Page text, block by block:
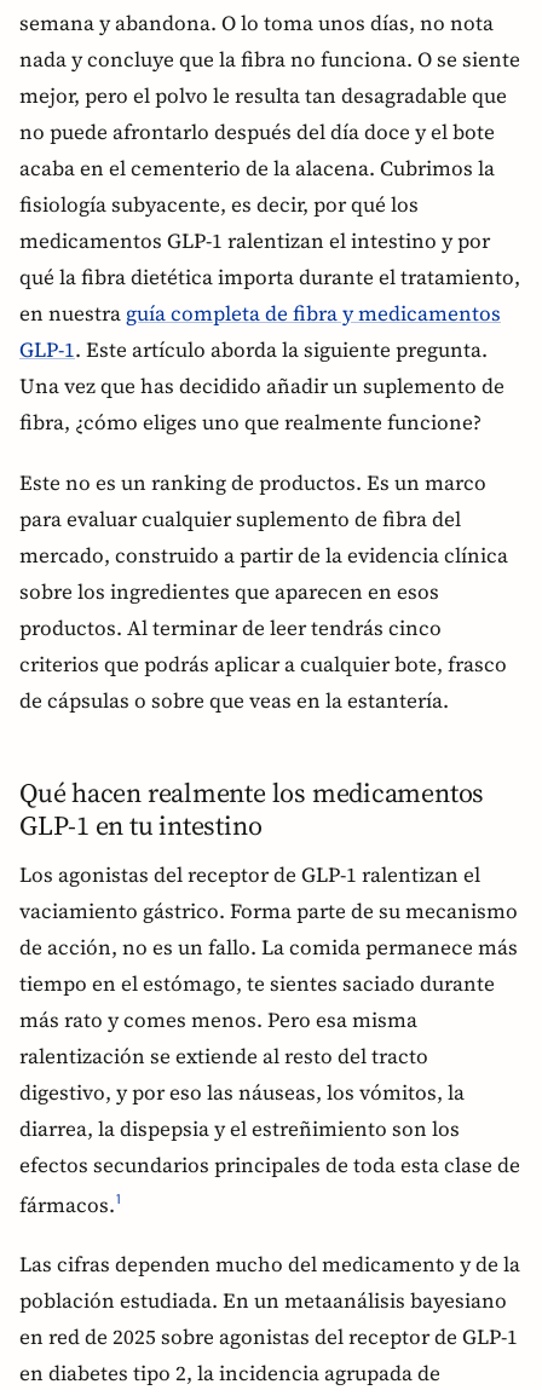
semana y abandona. O lo toma unos días, no nota
nada y concluye que la fibra no funciona. O se siente
mejor, pero el polvo le resulta tan desagradable que
no puede afrontarlo después del día doce y el bote
acaba en el cementerio de la alacena. Cubrimos la
fisiología subyacente, es decir, por qué los
medicamentos GLP-1 ralentizan el intestino y por
qué la fibra dietética importa durante el tratamiento,
en nuestra guía completa de fibra y medicamentos
GLP-1. Este artículo aborda la siguiente pregunta.
Una vez que has decidido añadir un suplemento de
fibra, ¿cómo eliges uno que realmente funcione?
Este no es un ranking de productos. Es un marco
para evaluar cualquier suplemento de fibra del
mercado, construido a partir de la evidencia clínica
sobre los ingredientes que aparecen en esos
productos. Al terminar de leer tendrás cinco
criterios que podrás aplicar a cualquier bote, frasco
de cápsulas o sobre que veas en la estantería.
Qué hacen realmente los medicamentos
GLP-1 en tu intestino
Los agonistas del receptor de GLP-1 ralentizan el
vaciamiento gástrico. Forma parte de su mecanismo
de acción, no es un fallo. La comida permanece más
tiempo en el estómago, te sientes saciado durante
más rato y comes menos. Pero esa misma
ralentización se extiende al resto del tracto
digestivo, y por eso las náuseas, los vómitos, la
diarrea, la dispepsia y el estreñimiento son los
efectos secundarios principales de toda esta clase de
fármacos.1
Las cifras dependen mucho del medicamento y de la
población estudiada. En un metaanálisis bayesiano
en red de 2025 sobre agonistas del receptor de GLP-1
en diabetes tipo 2, la incidencia agrupada de